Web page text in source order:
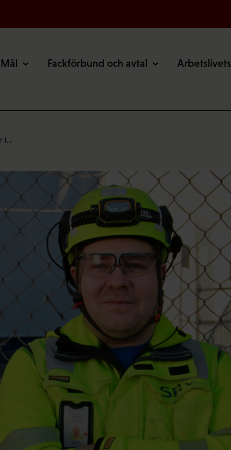
Mål Fackförbund och avtal
i…